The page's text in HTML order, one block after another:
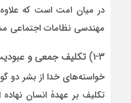
در میان امت است که
مهندسی نظامات اجتماعی
۱-۳) تکلیف جمعی و عبودیت جمعی
خواسته‌های خدا از بشر دو
تکلیف بر عهدۀ انسان